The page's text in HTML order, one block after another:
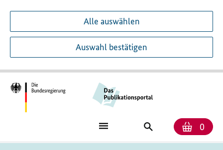
Alle auswählen
Auswahl bestätigen
0